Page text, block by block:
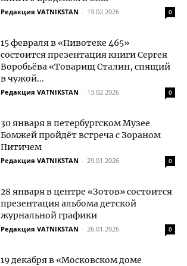
Редакция VATNIKSTAN - 19.02.2026 0
15 февраля в «Пивотеке 465»
состоится презентация книги Сергея
Воробьёва «Товарищ Сталин, спящий
в чужой...
Редакция VATNIKSTAN - 13.02.2026 0
30 января в петербургском Музее
Бомжей пройдёт встреча с Зораном
Питичем
Редакция VATNIKSTAN - 29.01.2026 0
28 января в центре «Зотов» состоится
презентация альбома детской
журнальной графики
Редакция VATNIKSTAN - 26.01.2026 0
19 декабря в «Московском доме